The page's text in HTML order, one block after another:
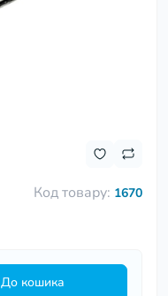
Код товару: 1670
До кошика